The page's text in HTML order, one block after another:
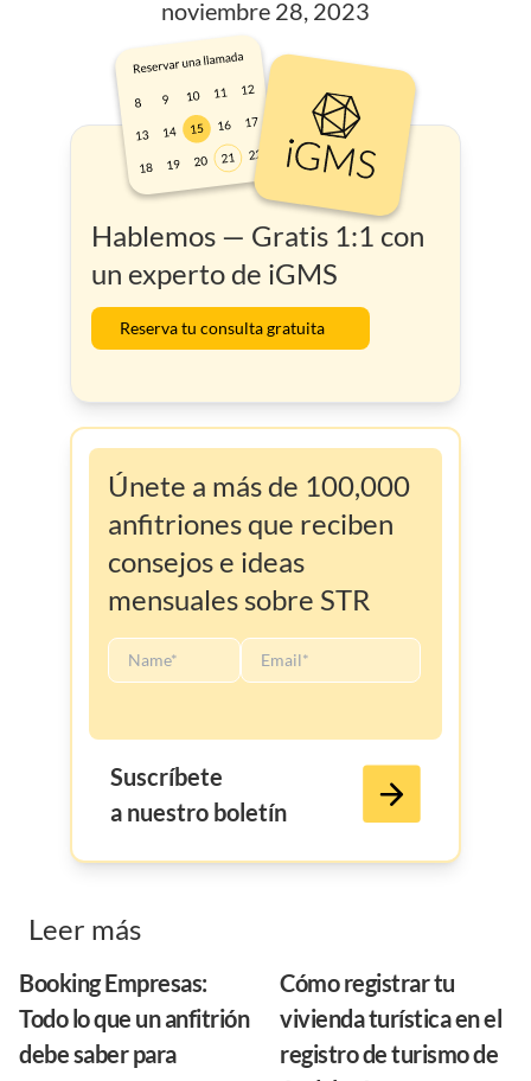
noviembre 28, 2023
Hablemos — Gratis 1:1 con
un experto de iGMS
Reserva tu consulta gratuita
Únete a más de 100,000
anfitriones que reciben
consejos e ideas
mensuales sobre STR
Suscríbete
a nuestro boletín
Leer más
Booking Empresas:
Todo lo que un anfitrión
debe saber para
Cómo registrar tu
vivienda turística en el
registro de turismo de